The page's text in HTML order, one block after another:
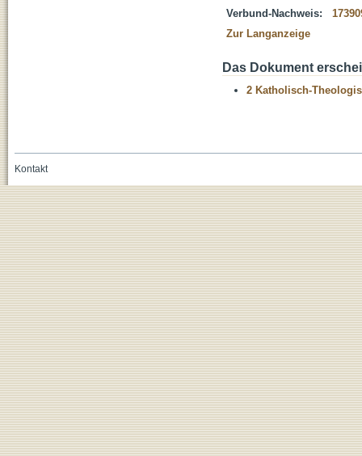
Verbund-Nachweis:
Zur Langanzeige
Das Dokument
2 Katholisch-
Kontakt